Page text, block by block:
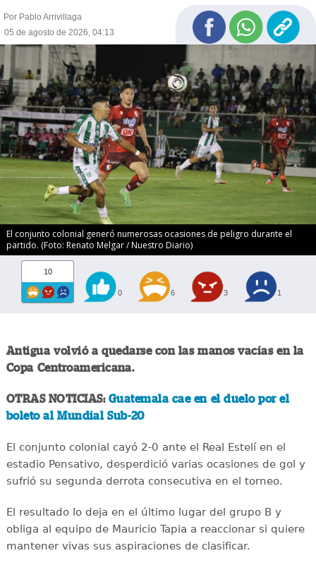
Por Pablo Arrivillaga
05 de agosto de 2026, 04:13
El conjunto colonial generó numerosas ocasiones de peligro durante el
partido. (Foto: Renato Melgar / Nuestro Diario)
10
0 6 3 1
Antigua volvió a quedarse con las manos vacías en la
Copa Centroamericana.
OTRAS NOTICIAS: Guatemala cae en el duelo por el
boleto al Mundial Sub-20
El conjunto colonial cayó 2-0 ante el Real Estelí en el
estadio Pensativo, desperdició varias ocasiones de gol y
sufrió su segunda derrota consecutiva en el torneo.
El resultado lo deja en el último lugar del grupo B y
obliga al equipo de Mauricio Tapia a reaccionar si quiere
mantener vivas sus aspiraciones de clasificar.